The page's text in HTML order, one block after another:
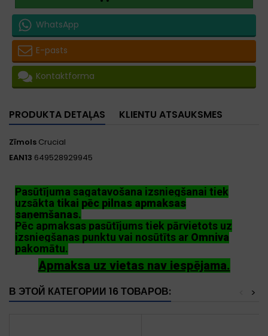
WhatsApp
E-pasts
Kontaktforma
PRODUKTA DETAĻAS KLIENTU ATSAUKSMES
Zīmols Crucial
EAN13 649528929945
Pasūtījuma sagatavošana izsniegšanai tiek
uzsākta tikai pēc pilnas apmaksas
saņemšanas.
Pēc apmaksas pasūtījums tiek pārvietots uz
izsniegšanas punktu vai nosūtīts ar Omniva
pakomātu.
Apmaksa uz vietas nav iespējama.
В ЭТОЙ КАТЕГОРИИ 16 ТОВАРОВ: >